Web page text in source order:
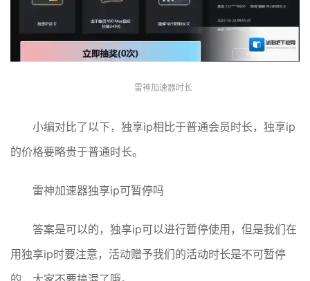
雷神加速器时长
小编对比了以下，独享ip相比于普通会员时长，独享ip
的价格要略贵于普通时长。
雷神加速器独享ip可暂停吗
答案是可以的，独享ip可以进行暂停使用，但是我们在
用独享ip时要注意，活动赠予我们的活动时长是不可暂停